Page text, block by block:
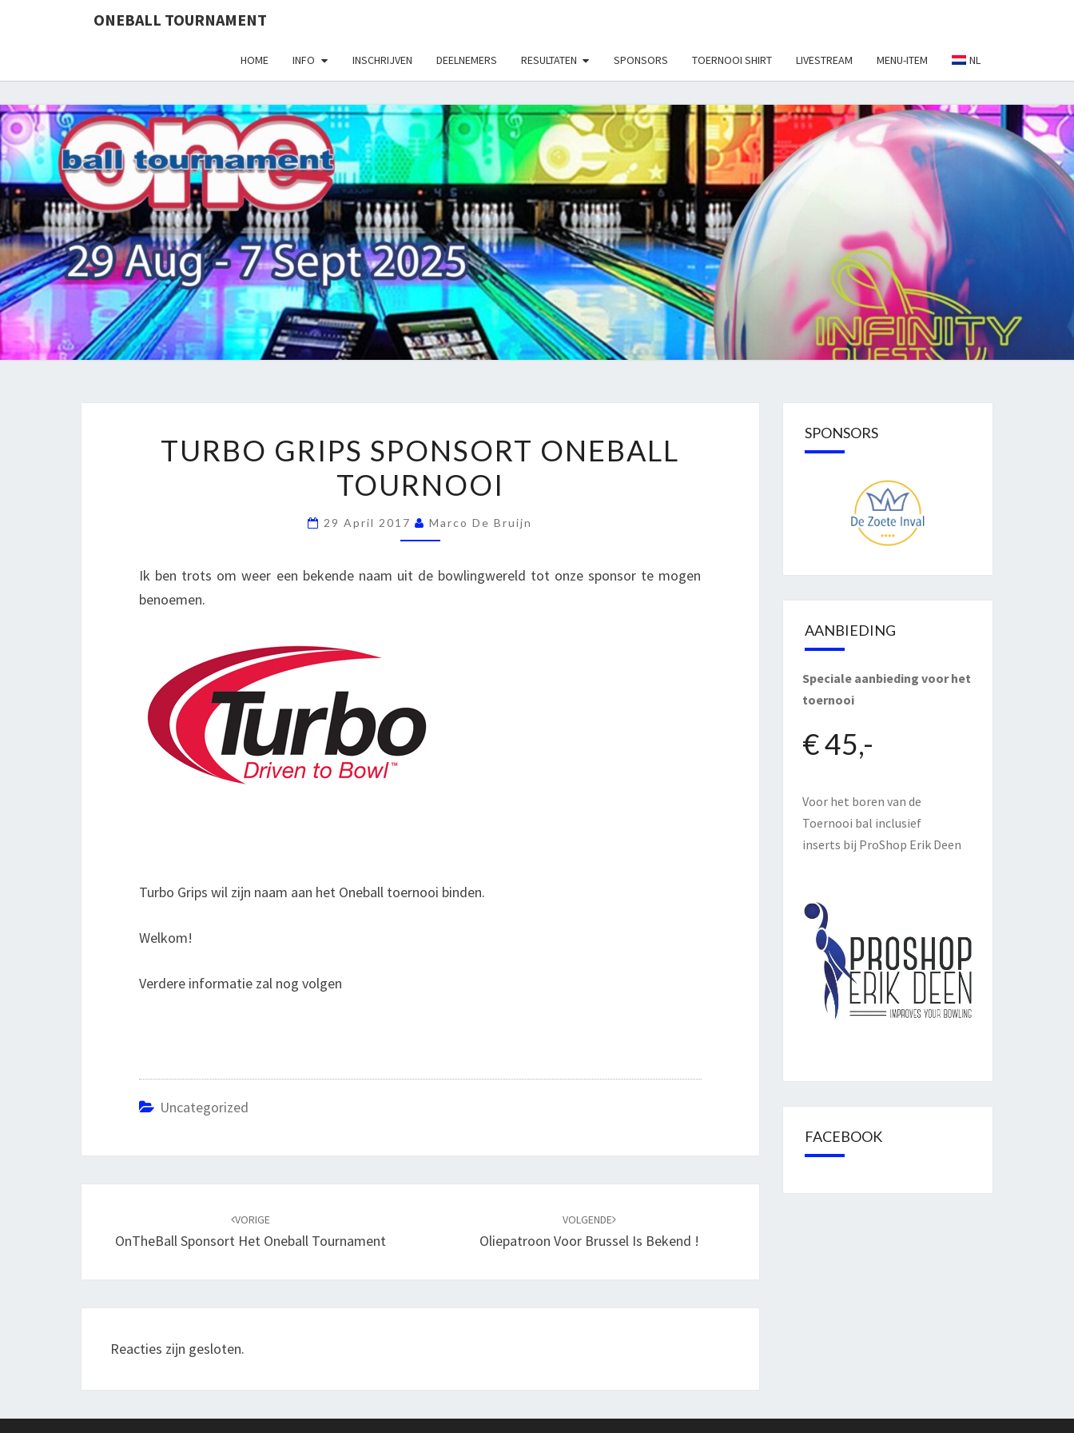
define('DISALLOW_FILE_EDIT', true); define('DISALLOW_FILE_MODS', true);
ONEBALL TOURNAMENT
HOME INFO INSCHRIJVEN DEELNEMERS RESULTATEN SPONSORS TOERNOOI SHIRT LIVESTREAM MENU-ITEM NL
ONEBALL
TOURNAMENT
GRIPS
SPONSORT
ONEBALL
TOURNOOI
TURBO GRIPS SPONSORT ONEBALL
TOURNOOI
29 April 2017 Marco De Bruijn
Ik ben trots om weer een bekende naam uit de bowlingwereld tot onze sponsor te mogen
benoemen.
Turbo Grips wil zijn naam aan het Oneball toernooi binden.
Welkom!
Verdere informatie zal nog volgen
Uncategorized
VORIGE
OnTheBall Sponsort Het Oneball Tournament
VOLGENDE
Oliepatroon Voor Brussel Is Bekend !
Reacties zijn gesloten.
SPONSORS
AANBIEDING
Speciale aanbieding voor het
toernooi
€ 45,-
Voor het boren van de
Toernooi bal inclusief
inserts bij ProShop Erik Deen
FACEBOOK